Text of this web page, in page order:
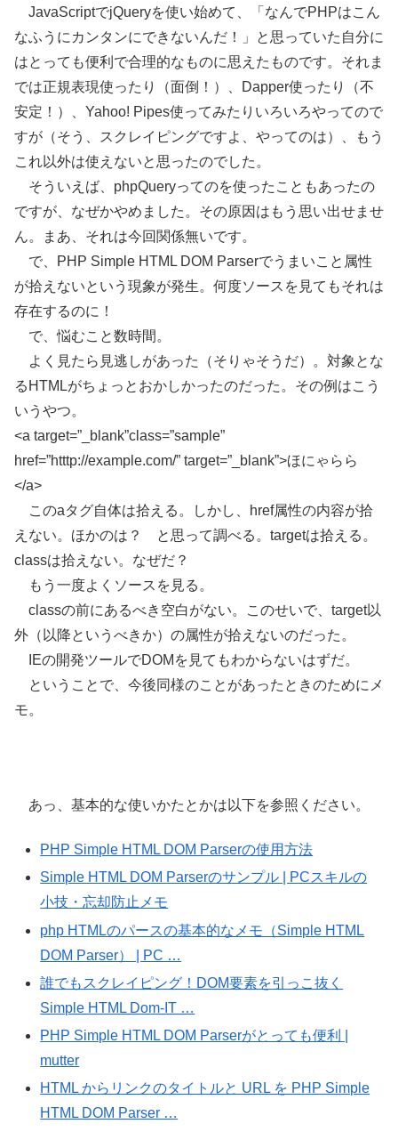
JavaScriptでjQueryを使い始めて、「なんでPHPはこん
なふうにカンタンにできないんだ！」と思っていた自分に
はとっても便利で合理的なものに思えたものです。それま
では正規表現使ったり（面倒！）、Dapper使ったり（不
安定！）、Yahoo! Pipes使ってみたりいろいろやってので
すが（そう、スクレイピングですよ、やってのは）、もう
これ以外は使えないと思ったのでした。
そういえば、phpQueryってのを使ったこともあったの
ですが、なぜかやめました。その原因はもう思い出せませ
ん。まあ、それは今回関係無いです。
で、PHP Simple HTML DOM Parserでうまいこと属性
が拾えないという現象が発生。何度ソースを見てもそれは
存在するのに！
で、悩むこと数時間。
よく見たら見逃しがあった（そりゃそうだ）。対象とな
るHTMLがちょっとおかしかったのだった。その例はこう
いうやつ。
<a target=”_blank”class=”sample”
href=”htttp://example.com/” target=”_blank”>ほにゃらら
</a>
このaタグ自体は拾える。しかし、href属性の内容が拾
えない。ほかのは？ と思って調べる。targetは拾える。
classは拾えない。なぜだ？
もう一度よくソースを見る。
classの前にあるべき空白がない。このせいで、target以
外（以降というべきか）の属性が拾えないのだった。
IEの開発ツールでDOMを見てもわからないはずだ。
ということで、今後同様のことがあったときのためにメ
モ。
あっ、基本的な使いかたとかは以下を参照ください。
PHP Simple HTML DOM Parserの使用方法
Simple HTML DOM Parserのサンプル | PCスキルの
小技・忘却防止メモ
php HTMLのパースの基本的なメモ（Simple HTML
DOM Parser） | PC …
誰でもスクレイピング！DOM要素を引っこ抜く
Simple HTML Dom-IT …
PHP Simple HTML DOM Parserがとっても便利 |
mutter
HTML からリンクのタイトルと URL を PHP Simple
HTML DOM Parser …